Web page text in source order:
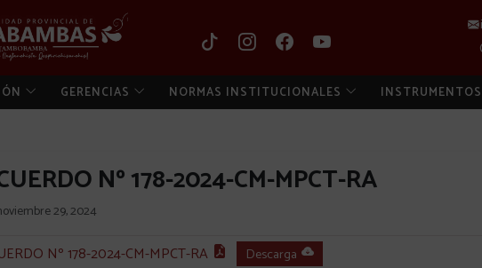
GERENCIAS NORMAS INSTITUCIONALES
Nº 178-2024-CM-MPCT-RA
29, 2024
Nº 178-2024-CM-MPCT-RA Descarga